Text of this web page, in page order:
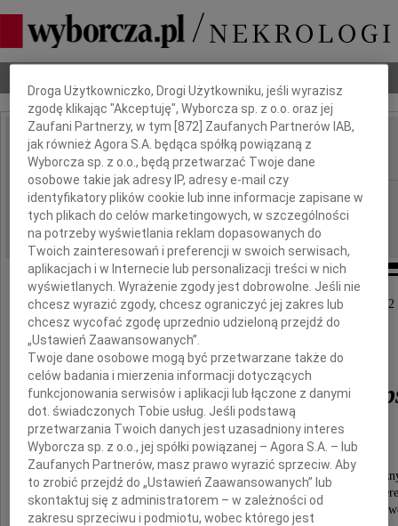
IMIĘ I NAZWISKO: Leszek Kalikst Krupski
REGION: Rzeszów
DATA EMISJI: 11.01.2012
Z głębokim żalem zawiadamiany, że 6 stycznia
odszedł na wieczną wartę
hm. Leszek Kalikst
"Mściwój", "Szczodry"
urodzony w Krośnie
działacz niepodległościowy, harcerski, studencki i
organizator i komendant Zgrupowania Szarych
na powiat Blachownia i organizacji "Niepodległość" na
Dbamy o Twoją prywatność
Droga Użytkowniczko, Drogi Użytkowniku, jeśli wyrazisz
zgodę klikając "Akceptuję", Wyborcza sp. z o.o. oraz jej
Zaufani Partnerzy, w tym [872 ] Zaufanych Partnerów IAB,
jak również Agora S.A. będąca spółką powiązaną z
Wyborcza sp. z o.o., będą przetwarzać Twoje dane
osobowe takie jak adresy IP, adresy e-mail czy
identyfikatory plików cookie lub inne informacje zapisane w
tych plikach do celów marketingowych, w szczególności
na potrzeby wyświetlania reklam dopasowanych do
Twoich zainteresowań i preferencji w swoich serwisach,
aplikacjach i w Internecie lub personalizacji treści w nich
wyświetlanych. Wyrażenie zgody jest dobrowolne. Jeśli nie
chcesz wyrazić zgody, chcesz ograniczyć jej zakres lub
chcesz wycofać zgodę uprzednio udzieloną przejdź do
„Ustawień Zaawansowanych”.
Twoje dane osobowe mogą być przetwarzane także do
celów badania i mierzenia informacji dotyczących
funkcjonowania serwisów i aplikacji lub łączone z danymi
dot. świadczonych Tobie usług. Jeśli podstawą
przetwarzania Twoich danych jest uzasadniony interes
Wyborcza sp. z o.o., jej spółki powiązanej – Agora S.A. – lub
Zaufanych Partnerów, masz prawo wyrazić sprzeciw. Aby
to zrobić przejdź do „Ustawień Zaawansowanych” lub
skontaktuj się z administratorem – w zależności od
zakresu sprzeciwu i podmiotu, wobec którego jest